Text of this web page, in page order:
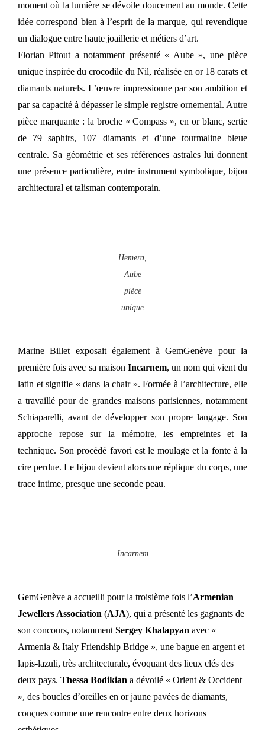
moment où la lumière se dévoile doucement au monde. Cette
idée correspond bien à l’esprit de la marque, qui revendique
un dialogue entre haute joaillerie et métiers d’art.
Florian Pitout a notamment présenté « Aube », une pièce
unique inspirée du crocodile du Nil, réalisée en or 18 carats et
diamants naturels. L’œuvre impressionne par son ambition et
par sa capacité à dépasser le simple registre ornemental. Autre
pièce marquante : la broche « Compass », en or blanc, sertie
de 79 saphirs, 107 diamants et d’une tourmaline bleue
centrale. Sa géométrie et ses références astrales lui donnent
une présence particulière, entre instrument symbolique, bijou
architectural et talisman contemporain.
Hemera,
Aube
pièce
unique
Marine Billet exposait également à GemGenève pour la
première fois avec sa maison Incarnem, un nom qui vient du
latin et signifie « dans la chair ». Formée à l’architecture, elle
a travaillé pour de grandes maisons parisiennes, notamment
Schiaparelli, avant de développer son propre langage. Son
approche repose sur la mémoire, les empreintes et la
technique. Son procédé favori est le moulage et la fonte à la
cire perdue. Le bijou devient alors une réplique du corps, une
trace intime, presque une seconde peau.
Incarnem
GemGenève a accueilli pour la troisième fois l’Armenian
Jewellers Association (AJA), qui a présenté les gagnants de
son concours, notamment Sergey Khalapyan avec «
Armenia & Italy Friendship Bridge », une bague en argent et
lapis-lazuli, très architecturale, évoquant des lieux clés des
deux pays. Thessa Bodikian a dévoilé « Orient & Occident
», des boucles d’oreilles en or jaune pavées de diamants,
conçues comme une rencontre entre deux horizons